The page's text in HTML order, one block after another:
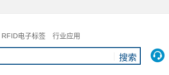
RFID电子标签 行业应用